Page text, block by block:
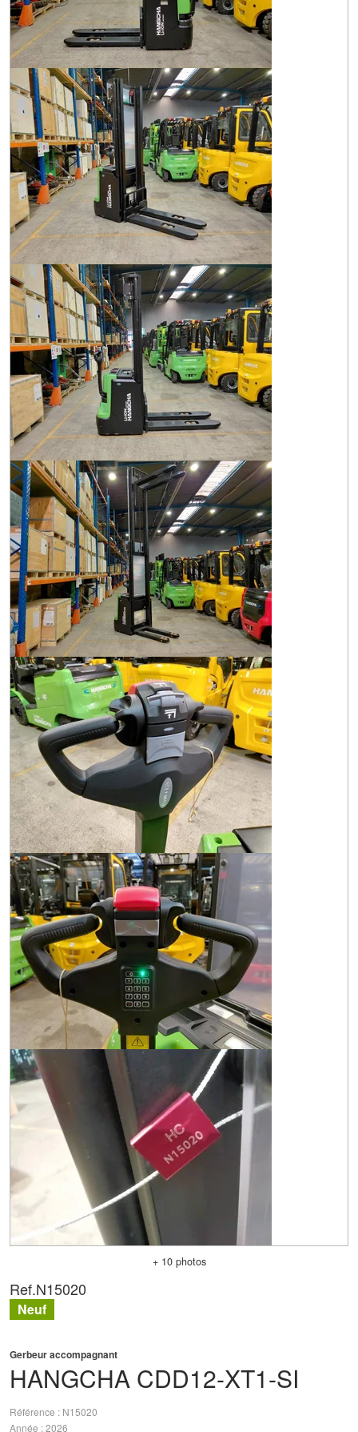
+ 10 photos
HANGCHA CDD12-XT1-SI
Gerbeur accompagnant
Référence
N15020
Année 2026
Ref.N15020
Neuf